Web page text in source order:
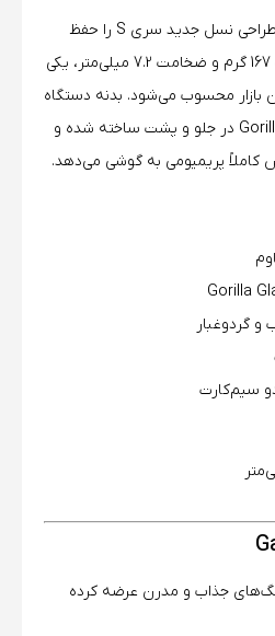
سامسونگ در Galaxy S26 طراحی نسل جدید سری S را حفظ
کرده و دستگاه با وزن سبک 167 گرم و ضخامت 7.2 میلی‌متر، یکی
بازار محسوب می‌شود. بدنه دستگاه
از شیشه Gorilla Glass Victus 2 در جلو و پشت ساخته شده و
کاملاً پریمیومی به گوشی می‌دهد.
جذاب و مدرن عرضه کرده